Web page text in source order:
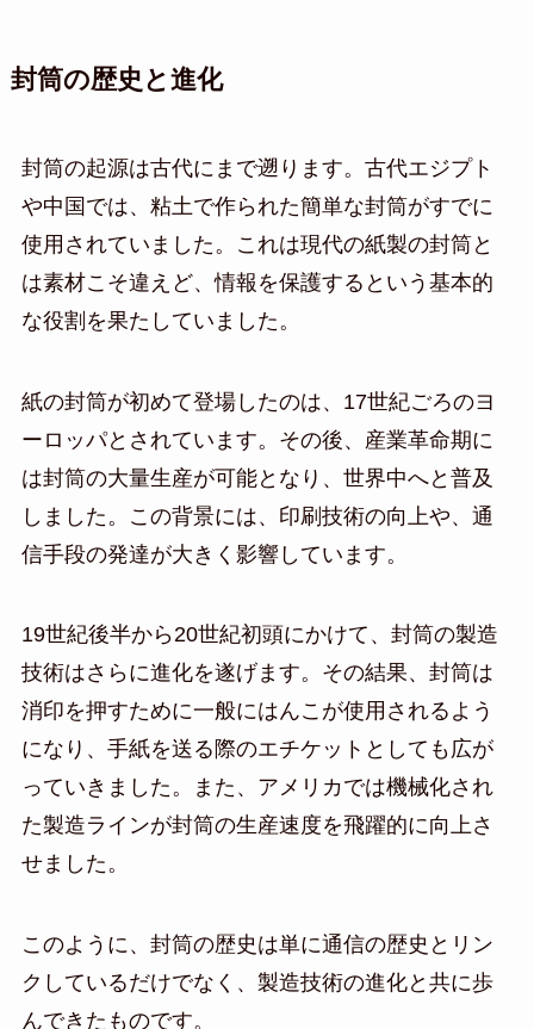
封筒の歴史と進化
封筒の起源は古代にまで遡ります。古代エジプト
や中国では、粘土で作られた簡単な封筒がすでに
使用されていました。これは現代の紙製の封筒と
は素材こそ違えど、情報を保護するという基本的
な役割を果たしていました。
紙の封筒が初めて登場したのは、17世紀ごろのヨ
ーロッパとされています。その後、産業革命期に
は封筒の大量生産が可能となり、世界中へと普及
しました。この背景には、印刷技術の向上や、通
信手段の発達が大きく影響しています。
19世紀後半から20世紀初頭にかけて、封筒の製造
技術はさらに進化を遂げます。その結果、封筒は
消印を押すために一般にはんこが使用されるよう
になり、手紙を送る際のエチケットとしても広が
っていきました。また、アメリカでは機械化され
た製造ラインが封筒の生産速度を飛躍的に向上さ
せました。
このように、封筒の歴史は単に通信の歴史とリン
クしているだけでなく、製造技術の進化と共に歩
んできたものです。